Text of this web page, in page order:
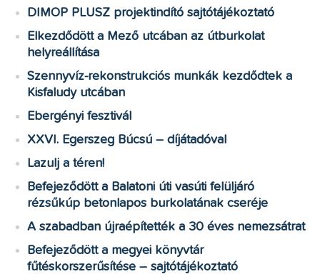
DIMOP PLUSZ projektindító sajtótájékoztató
Elkezdődött a Mező utcában az útburkolat
helyreállítása
Szennyvíz-rekonstrukciós munkák kezdődtek a
Kisfaludy utcában
Ebergényi fesztivál
XXVI. Egerszeg Búcsú – díjátadóval
Lazulj a téren!
Befejeződött a Balatoni úti vasúti felüljáró
rézsűkúp betonlapos burkolatának cseréje
A szabadban újraépítették a 30 éves nemezsátrat
Befejeződött a megyei könyvtár
fűtéskorszerűsítése – sajtótájékoztató